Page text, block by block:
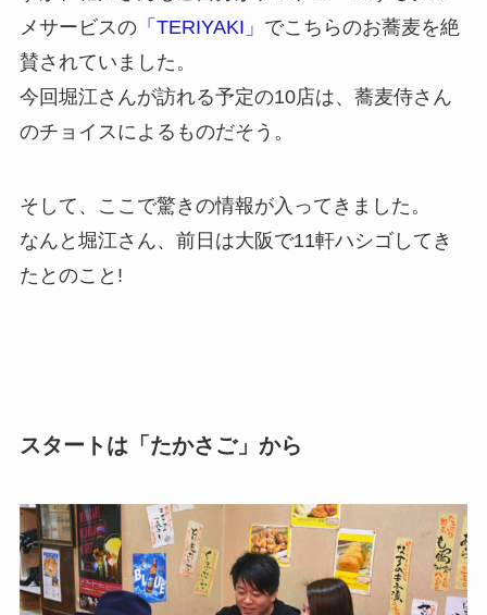
メサービスの「TERIYAKI」 でこちらのお蕎麦を絶
賛されていました。
今回堀江さんが訪れる予定の10店は、蕎麦侍さん
のチョイスによるものだそう。
そして、ここで驚きの情報が入ってきました。
なんと堀江さん、前日は大阪で11軒ハシゴしてき
たとのこと!
スタートは「たかさご」から